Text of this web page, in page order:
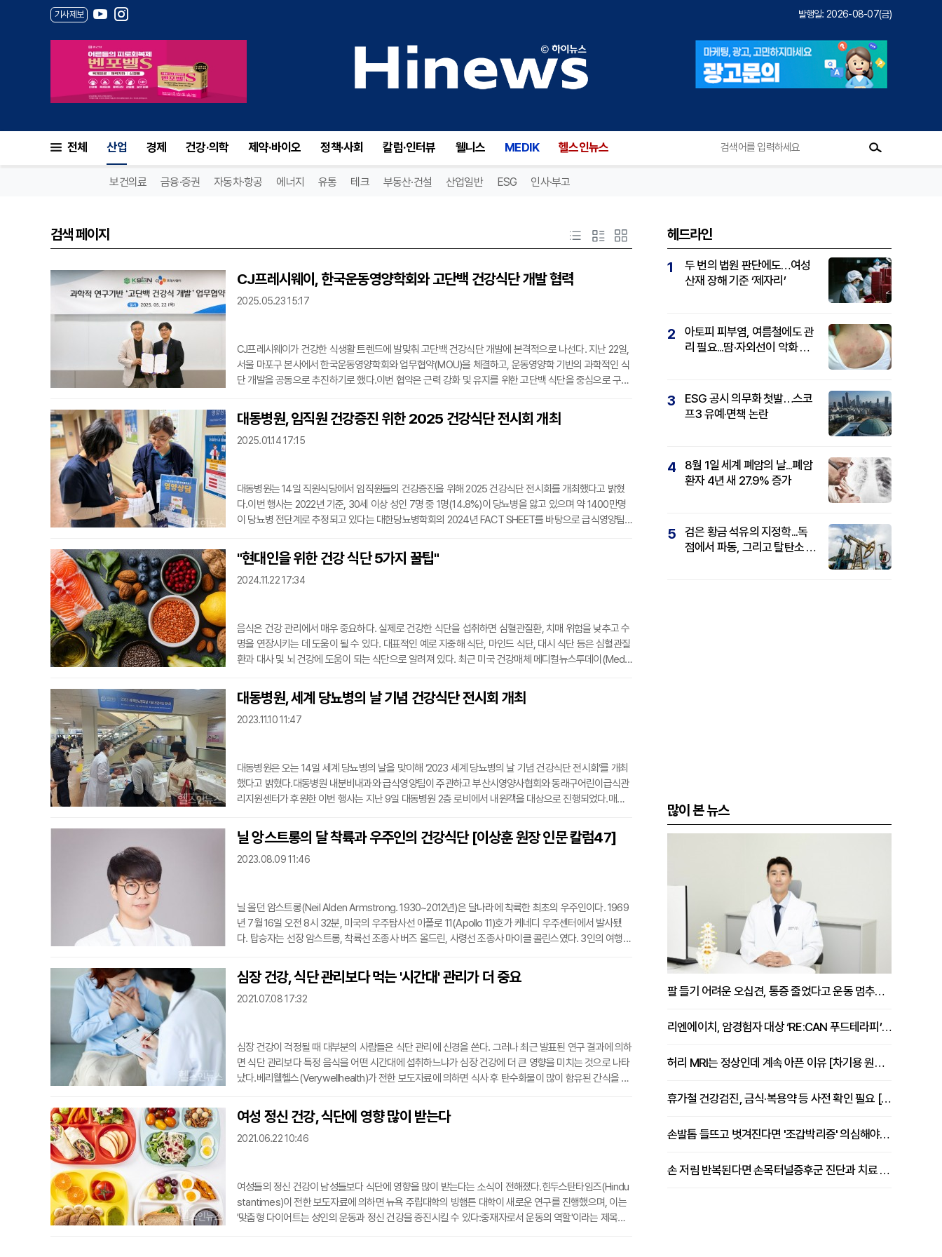
기사제보 발행일: 2026-08-07(금)
전체 산업 경제 건강·의학 제약·바이오 정책·사회 칼럼·인터뷰 웰니스 MEDIK 헬스인뉴스
보건의료 금융·증권 자동차·항공 에너지 유통 테크 부동산·건설 산업일반 ESG 인사·부고
검색 페이지
CJ프레시웨이, 한국운동영양학회와 고단백 건강식단 개발 협력
2025.05.23 15:17
CJ프레시웨이가 건강한 식생활 트렌드에 발맞춰 고단백 건강식단 개발에 본격적으로 나선다. 지난 22일,
서울 마포구 본사에서 한국운동영양학회와 업무협약(MOU)을 체결하고, 운동영양학 기반의 과학적인 식
단 개발을 공동으로 추진하기로 했다.이번 협약은 근력 강화 및 유지를 위한 고단백 식단을 중심으로 구성
커리큘럼 구축 등을 단계적으로 추진할 예정이다.CJ프레시웨이 관계자는 “건강한 식생활에 대한 관심이
높아지고 있는 가운데, 고객 맞춤형 푸드서비스 제공을 위해 운동영양학적 접근을 도입했다”라며 “건강관
리와 식사의
대동병원, 임직원 건강증진 위한 2025 건강식단 전시회 개최
2025.01.14 17:15
대동병원는 14일 직원식당에서 임직원들의 건강증진을 위해 2025 건강식단 전시회를 개최했다고 밝혔
다.이번 행사는 2022년 기준, 30세 이상 성인 7명 중 1명(14.8%)이 당뇨병을 앓고 있으며 약 1400만명
이 당뇨병 전단계로 추정되고 있다는 대한당뇨병학회의 2024년 FACT SHEET를 바탕으로 급식영양팀
물로 전시해 임직원들이 식품을 선택할 때 건강한 결정을 할 수 있도록 유도했으며 당뇨병 식단, 고혈압 식
단 등 다양한 질환에 대한 패널 전시를 통해 올바른 식습관을 형성할 수 있는 정보를 제공했다.또한 영양지
수 체크리스트를 활용해
"현대인을 위한 건강 식단 5가지 꿀팁"
2024.11.22 17:34
음식은 건강 관리에서 매우 중요하다. 실제로 건강한 식단을 섭취하면 심혈관질환, 치매 위험을 낮추고 수
명을 연장시키는 데 도움이 될 수 있다. 대표적인 예로 지중해 식단, 마인드 식단, 대시 식단 등은 심혈관질
환과 대사 및 뇌 건강에 도움이 되는 식단으로 알려져 있다. 최근 미국 건강매체 메디컬뉴스투데이(Medic
든한 건강 파트너세계보건기구(WHO)와 유엔식량농업기구(FAO)의 최근 발표에 따르면 탄수화물은 '신
체 주요 에너지원'으로 건강한 식단에 필수적이다. 그 내용에 따르면 탄수화물은 하루 총 칼로리의 최소 4
5%에서 최대 7
대동병원, 세계 당뇨병의 날 기념 건강식단 전시회 개최
2023.11.10 11:47
대동병원은 오는 14일 세계 당뇨병의 날을 맞이해 ‘2023 세계 당뇨병의 날 기념 건강식단 전시회’를 개최
했다고 밝혔다.대동병원 내분비내과와 급식영양팀이 주관하고 부산시영양사협회와 동래구어린이급식관
리지원센터가 후원한 이번 행사는 지난 9일 대동병원 2층 로비에서 내원객을 대상으로 진행되었다.매년 1
자는 5억2900만 명에 이르렀고 국내 당뇨병인구는 600만 명, 당뇨전단계는 1500만 명이라는 통계가 있
다. 우리나라를 비롯해 세계 각국에서는 급증하는 당뇨병에 대한 경각심 및 예방, 관리, 치료, 지속 가능한
건강관리 등에...
닐 앙스트롱의 달 착륙과 우주인의 건강식단 [이상훈 원장 인문 칼럼47]
2023.08.09 11:46
닐 올던 암스트롱(Neil Alden Armstrong. 1930~2012년)은 달나라에 착륙한 최초의 우주인이다. 1969
년 7월 16일 오전 8시 32분, 미국의 우주탐사선 아폴로 11(Apollo 11)호가 케네디 우주센터에서 발사됐
다. 탑승자는 선장 암스트롱, 착륙선 조종사 버즈 올드린, 사령선 조종사 마이클 콜린스였다. 3인의 여행은
롱이 설명했다. 올드린은 우주선에서 팔굽혀펴기를 선보였고, 콜린스는 치킨스튜를 만들었다. 사령선, 기
계선, 착륙선으로 구성된 아폴로 11호는 4일 후인 7월 20일 인류사에 한 획을 긋는 스토리를 썼다. ‘고요의
바다'로 이...
심장 건강, 식단 관리보다 먹는 '시간대' 관리가 더 중요
2021.07.08 17:32
심장 건강이 걱정될 때 대부분의 사람들은 식단 관리에 신경을 쓴다. 그러나 최근 발표된 연구 결과에 의하
면 식단 관리보다 특정 음식을 어떤 시간대에 섭취하느냐가 심장 건강에 더 큰 영향을 미치는 것으로 나타
났다.베리웰헬스(Verywellhealth)가 전한 보도자료에 의하면 식사 후 탄수화물이 많이 함유된 간식을 먹
제품을 먹는 것이 특정 원인으로 인한 조기 사망의 위험을 줄일 수 있는 것으로 확인됐다.6월 미국 심장 협
회 저널에 발표된 이번 연구 결과는 2003년부터 2014년까지 미국의 국립보건영양조사(NHANES) 참여
자 21,503명을 ...
여성 정신 건강, 식단에 영향 많이 받는다
2021.06.22 10:46
여성들의 정신 건강이 남성들보다 식단에 영향을 많이 받는다는 소식이 전해졌다.힌두스탄타임즈(Hindu
stantimes)이 전한 보도자료에 의하면 뉴욕 주립대학의 빙햄튼 대학이 새로운 연구를 진행했으며, 이는
'맞춤형 다이어트는 성인의 운동과 정신 건강을 증진시킬 수 있다:중재자로서 운동의 역할'이라는 제목으
헤드라인
1
두 번의 법원 판단에도…여성
산재 장해 기준 ‘제자리’
2
아토피 피부염, 여름철에도 관
리 필요...땀·자외선이 악화 요
3
ESG 공시 의무화 첫발…스코
프3 유예·면책 논란
4
8월 1일 세계 폐암의 날...폐암
환자 4년 새 27.9% 증가
5
검은 황금 석유의 지정학...독
점에서 파동, 그리고 탈탄소 패
많이 본 뉴스
팔 들기 어려운 오십견, 통증 줄었다고 운동 멈추면 안 되는 이유 [이병욱 원장 칼럼]
리엔에이치, 암경험자 대상 ‘RE:CAN 푸드테라피’ 운영
허리 MRI는 정상인데 계속 아픈 이유 [차기용 원장 칼럼]
휴가철 건강검진, 금식·복용약 등 사전 확인 필요 [정도감 원장 칼럼]
손발톱 들뜨고 벗겨진다면 '조갑박리증' 의심해야 [김철윤 원장 칼럼]
손 저림 반복된다면 손목터널증후군 진단과 치료 시기 살펴야 [김동현 원장 칼럼]